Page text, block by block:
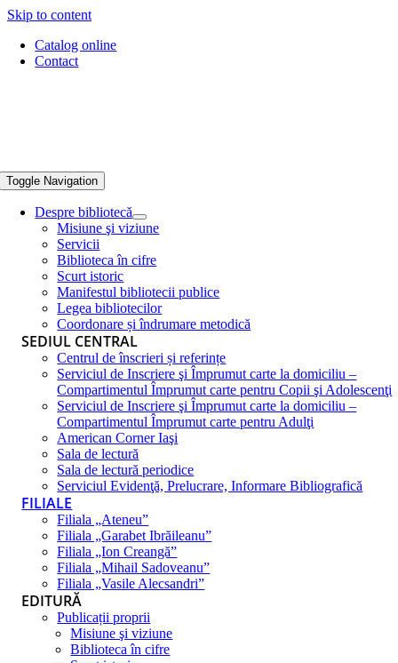
Skip to content
Catalog online
Contact
Toggle Navigation
Despre bibliotecă
Misiune şi viziune
Servicii
Biblioteca în cifre
Scurt istoric
Manifestul bibliotecii publice
Legea bibliotecilor
Coordonare și îndrumare metodică
SEDIUL CENTRAL
Centrul de înscrieri și referințe
Serviciul de Inscriere şi Împrumut carte la domiciliu –
Compartimentul Împrumut carte pentru Copii şi Adolescenţi
Serviciul de Inscriere şi Împrumut carte la domiciliu –
Compartimentul Împrumut carte pentru Adulţi
American Corner Iaşi
Sala de lectură
Sala de lectură periodice
Serviciul Evidenţă, Prelucrare, Informare Bibliografică
FILIALE
Filiala „Ateneu”
Filiala „Garabet Ibrăileanu”
Filiala „Ion Creangă”
Filiala „Mihail Sadoveanu”
Filiala „Vasile Alecsandri”
EDITURĂ
Publicații proprii
Misiune şi viziune
Biblioteca în cifre